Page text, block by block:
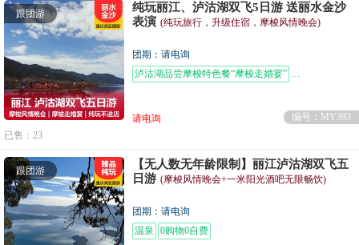
跟团游
纯玩丽江、泸沽湖双飞5日游 送丽水金沙
表演 (纯玩旅行，升级住宿，摩梭风情晚会)
团期：请电询
泸沽湖品尝摩梭特色餐“摩梭走婚宴”
束河古镇下午
请电询
编号：MY393
已售：23
跟团游
【无人数无年龄限制】丽江泸沽湖双飞五
日游 (摩梭风情晚会+一米阳光酒吧无限畅饮)
团期：请电询
温泉
0购物0自费